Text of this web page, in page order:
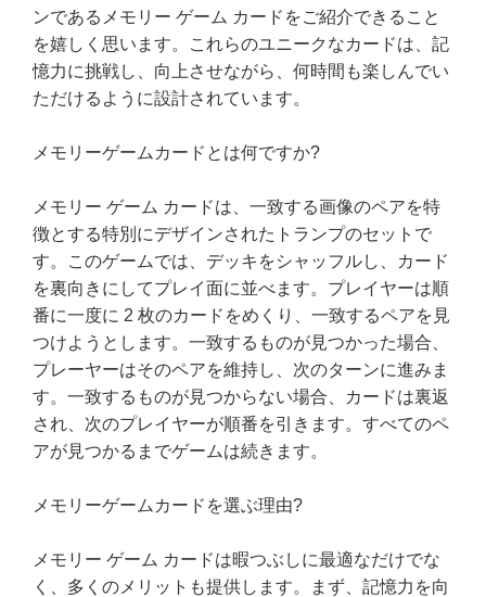
ンであるメモリー ゲーム カードをご紹介できること
を嬉しく思います。これらのユニークなカードは、記
憶力に挑戦し、向上させながら、何時間も楽しんでい
ただけるように設計されています。
メモリーゲームカードとは何ですか?
メモリー ゲーム カードは、一致する画像のペアを特
徴とする特別にデザインされたトランプのセットで
す。このゲームでは、デッキをシャッフルし、カード
を裏向きにしてプレイ面に並べます。プレイヤーは順
番に一度に 2 枚のカードをめくり、一致するペアを見
つけようとします。一致するものが見つかった場合、
プレーヤーはそのペアを維持し、次のターンに進みま
す。一致するものが見つからない場合、カードは裏返
され、次のプレイヤーが順番を引きます。すべてのペ
アが見つかるまでゲームは続きます。
メモリーゲームカードを選ぶ理由?
メモリー ゲーム カードは暇つぶしに最適なだけでな
く、多くのメリットも提供します。まず、記憶力を向